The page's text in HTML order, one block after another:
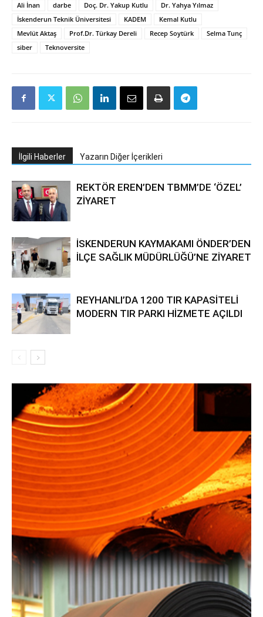
Ali İnan
darbe Doç. Dr. Yakup Kutlu
Dr. Yahya Yılmaz
İskenderun Teknik Üniversitesi
KADEM
Kemal Kutlu
Mevlüt Aktaş
Prof.Dr. Türkay Dereli Recep Soytürk
Selma Tunç
siber
Teknoversite
İlgili Haberler Yazarın Diğer İçerikleri
REKTÖR EREN’DEN TBMM’DE ‘ÖZEL’
ZİYARET
İSKENDERUN KAYMAKAMI ÖNDER’DEN
İLÇE SAĞLIK MÜDÜRLÜĞÜ’NE ZİYARET
REYHANLI’DA 1200 TIR KAPASİTELİ
MODERN TIR PARKI HİZMETE AÇILDI